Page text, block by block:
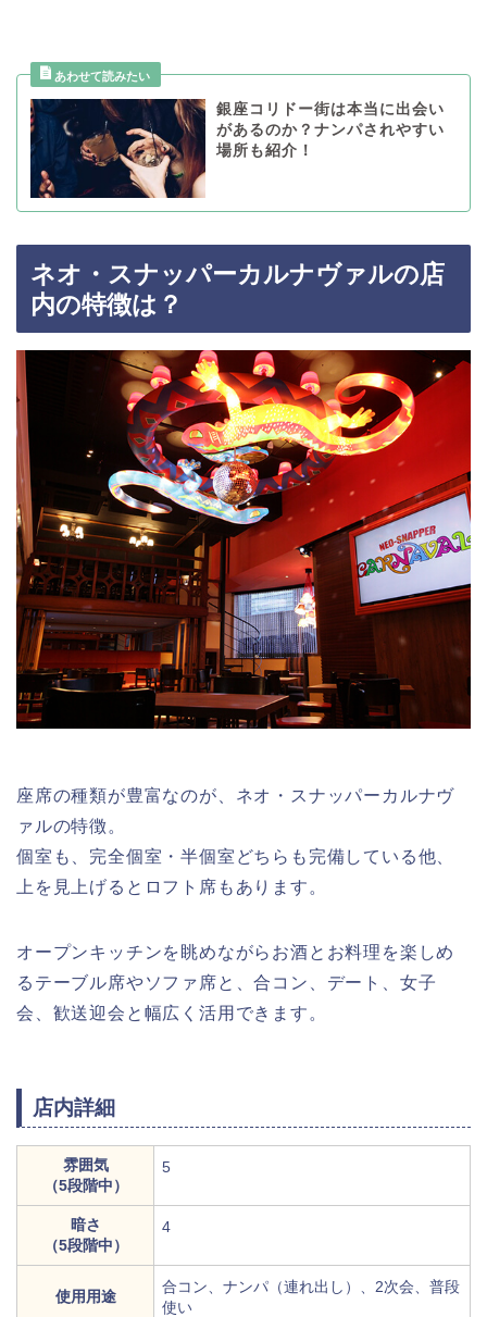
銀座コリドー街は本当に出会い
があるのか？ナンパされやすい
場所も紹介！
ネオ・スナッパーカルナヴァルの店
内の特徴は？
座席の種類が豊富なのが、ネオ・スナッパーカルナヴ
ァルの特徴。
個室も、完全個室・半個室どちらも完備している他、
上を見上げるとロフト席もあります。
オープンキッチンを眺めながらお酒とお料理を楽しめ
るテーブル席やソファ席と、合コン、デート、女子
会、歓送迎会と幅広く活用できます。
店内詳細
雰囲気
（5段階中）
5
暗さ
（5段階中）
4
使用用途
合コン、ナンパ（連れ出し）、2次会、普段
使い